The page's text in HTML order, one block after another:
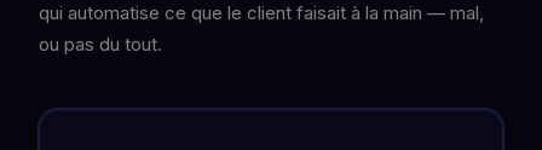
qui automatise ce que le client faisait à la main — mal,
ou pas du tout.